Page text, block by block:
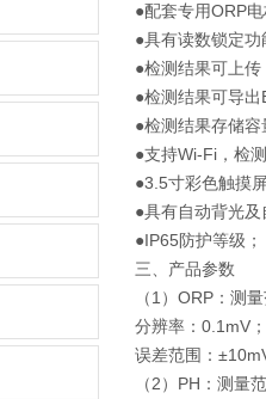
●配套专用ORP
●具有读数锁定
●检测结果可上
●检测结果可导
●检测结果存储
●支持Wi-Fi，检
●3.5寸彩色触摸
●具有自动背光
●IP65防护等级
三、产品参数
（1）ORP：测
分辨率：0.1mV
误差范围：
（2）PH：测量